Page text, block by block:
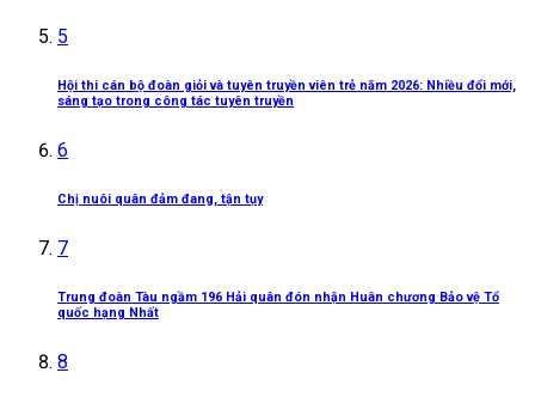
5
Hội thi cán bộ đoàn giỏi và tuyên truyền viên trẻ năm 2026: Nhiều đổi mới,
sáng tạo trong công tác tuyên truyền
6
Chị nuôi quân đảm đang, tận tụy
7
Trung đoàn Tàu ngầm 196 Hải quân đón nhận Huân chương Bảo vệ Tổ
quốc hạng Nhất
8